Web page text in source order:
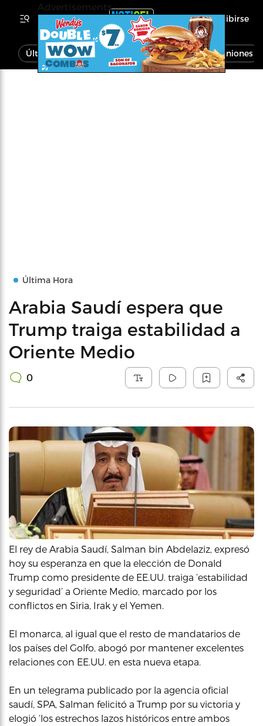
Inscribirse
Última Hora Noticias Economía Opiniones
Última Hora
Arabia Saudí espera que
Trump traiga estabilidad a
Oriente Medio
0
El rey de Arabia Saudí, Salman bin Abdelaziz, expresó
hoy su esperanza en que la elección de Donald
Trump como presidente de EE.UU. traiga ‘estabilidad
y seguridad’ a Oriente Medio, marcado por los
conflictos en Siria, Irak y el Yemen.
El monarca, al igual que el resto de mandatarios de
los países del Golfo, abogó por mantener excelentes
relaciones con EE.UU. en esta nueva etapa.
En un telegrama publicado por la agencia oficial
saudí, SPA, Salman felicitó a Trump por su victoria y
elogió ‘los estrechos lazos históricos entre ambos
Advertisements